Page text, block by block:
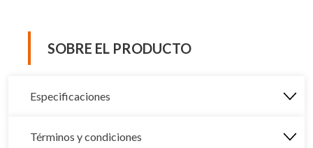
SOBRE EL PRODUCTO
Especificaciones
Términos y condiciones